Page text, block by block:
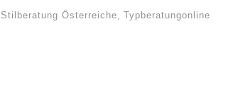
Stilberatung Österreiche
Typberatungonline